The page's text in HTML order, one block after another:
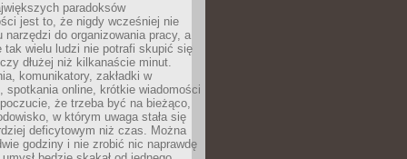
paradoksów
jest to, że nigdy wcześniej nie
narzędzi do organizowania pracy, a
tak wielu ludzi nie potrafi skupić się
dłużej niż kilkanaście minut.
komunikatory, zakładki w
spotkania online, krótkie wiadomości
że trzeba być na bieżąco,
w którym uwaga stała się
deficytowym niż czas. Można
godziny i nie zrobić nic naprawdę